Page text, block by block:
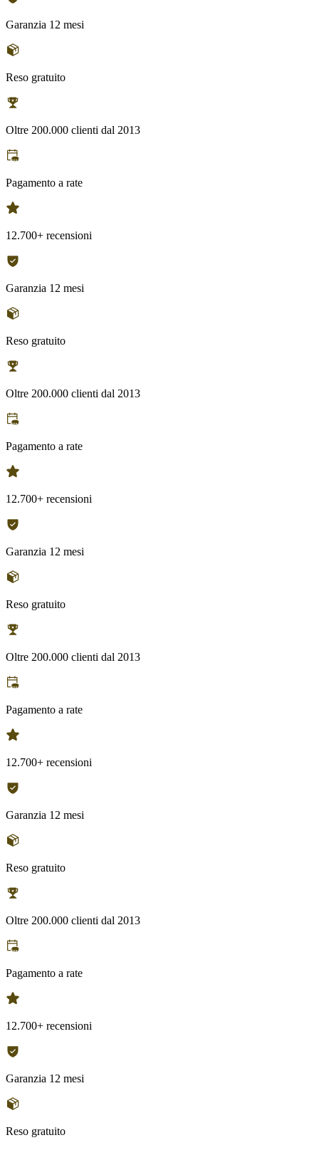
Garanzia 12 mesi
Reso gratuito
Oltre 200.000 clienti dal 2013
Pagamento a rate
12.700+ recensioni
Garanzia 12 mesi
Reso gratuito
Oltre 200.000 clienti dal 2013
Pagamento a rate
12.700+ recensioni
Garanzia 12 mesi
Reso gratuito
Oltre 200.000 clienti dal 2013
Pagamento a rate
12.700+ recensioni
Garanzia 12 mesi
Reso gratuito
Oltre 200.000 clienti dal 2013
Pagamento a rate
12.700+ recensioni
Garanzia 12 mesi
Reso gratuito